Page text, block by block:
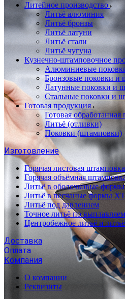
Литейное производство
Литьё алюминия
Литьё бронзы
Литьё латуни
Литьё стали
Литьё чугуна
Кузнечно-штамповочное
Алюминиевые
Бронзовые поковки и
Латунные поковки и
Стальные поковки и
Готовая продукция
Готовая обработанная
Литьё (отливки)
Поковки (штамповки)
Изготовление
Горячая листовая штамповка
Горячая объёмная
Литьё в оболочковые формы
Литьё в песчаные формы
Литьё под давлением
Точное литьё по
Центробежное литьё и
Доставка
Оплата
Компания
О компании
Реквизиты